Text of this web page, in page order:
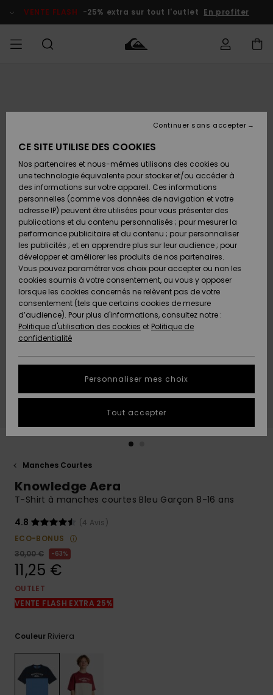
l'information
le
VENTE FLASH -25% extra sur tout l'outlet En profiter
Accessoires
Chaussures
& Tongs
Surf
Snow
Nouveautés
A
Découvrir
Accessoires
Chaussures
& Tongs
Surf
Snow
Nouveautés
A
Découvrir
FEMME
Nouveautés
A
Découvrir
Snow
SURF
Enfant
Highlights
Communauté
SNOW
Snow
Shop
Enfant
Snow
Shop
Femme
A
Découvrir
Communauté
VENTE
FLASH
Enfant
Outlet
Femme
Préférences
Langue Et
Région
Nederlands
AIDE &
CONTACT
Retours
Paiement
Carte
Cadeau
Quiksilver
Freedom
Protection
des données
Démarrez
pour obtenir
question.
Démarrer
conversation
fréquentes et
notre
COLLECTION
CARTE
CADEAU
LISTE DE
SOUHAITS
Manches Courtes
Knowledge Aera
T-Shirt à manches courtes Bleu Garçon 8-16 ans
4.8
(4 Avis)
ECO-BONUS
30,00 €
63%
11,25 €
OUTLET
VENTE FLASH EXTRA 25%
Couleur Riviera
CE SITE UTILISE DES COOKIES
Nos partenaires et nous-mêmes utilisons des cookies ou
une technologie équivalente pour stocker et/ou accéder à
des informations sur votre appareil. Ces informations
personnelles (comme vos données de navigation et votre
adresse IP) peuvent être utilisées pour vous présenter des
publications et du contenu personnalisés ; pour mesurer la
performance publicitaire et du contenu ; pour personnaliser
les publicités ; et en apprendre plus sur leur audience ; pour
développer et améliorer les produits de nos partenaires.
Vous pouvez paramétrer vos choix pour accepter ou non les
cookies soumis à votre consentement, ou vous y opposer
lorsque les cookies concernés ne relèvent pas de votre
consentement (tels que certains cookies de mesure
d’audience). Pour plus d'informations, consultez notre :
Politique d'utilisation des cookies et Politique de
confidentialité
Personnaliser mes choix
Continuer sans accepter
Tout accepter